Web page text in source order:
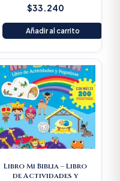
$33.240
Añadir al carrito
Libro Mi Biblia – Libro
de Actividades y